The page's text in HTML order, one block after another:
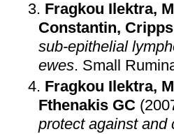
Fragkou Ilektra,
Constantin,
sub-epithelial
ewes. Small
Fragkou Ilektra,
Fthenakis GC
protect against and